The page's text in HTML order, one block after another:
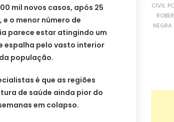
mil novos casos, após 25
o menor número de
parece estar atingindo um
espalha pelo vasto interior
população.
é que as regiões
de saúde ainda pior do
em colapso.
CIVIL
NEGRA